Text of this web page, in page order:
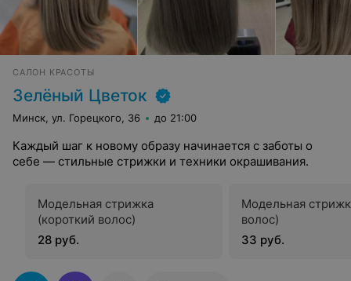
САЛОН КРАСОТЫ
Зелёный Цветок
Минск, ул. Горецкого, 36 до 21:00
Каждый шаг к новому образу начинается с заботы о
себе — стильные стрижки и техники окрашивания.
Модельная стрижка
(короткий волос)
28 руб.
Модельная
волос)
33 руб.